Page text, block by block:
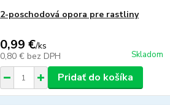
2-poschodová opora pre rastliny
0,99 €/ks
0,80 € bez DPH Skladom
Pridať do košíka